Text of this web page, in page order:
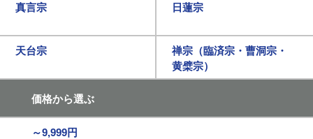
真言宗 日蓮宗
天台宗
禅宗（臨済宗・曹洞宗・
黄檗宗）
価格から選ぶ
～9,999円